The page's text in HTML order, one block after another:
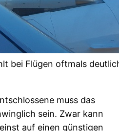
bei Flügen oftmals
muss das
sein. Zwar kann
auf einen günstigen